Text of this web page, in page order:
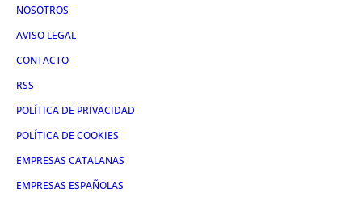
NOSOTROS
AVISO LEGAL
CONTACTO
RSS
POLÍTICA DE PRIVACIDAD
POLÍTICA DE COOKIES
EMPRESAS CATALANAS
EMPRESAS ESPAÑOLAS